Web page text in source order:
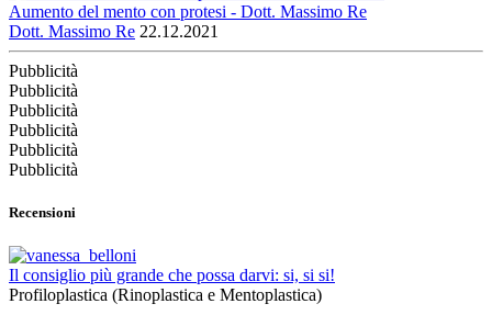
Aumento del mento con protesi - Dott. Massimo Re
Dott. Massimo Re 22.12.2021
Pubblicità
Pubblicità
Pubblicità
Pubblicità
Pubblicità
Pubblicità
Recensioni
Il consiglio più grande che possa darvi: si, si si!
Profiloplastica (Rinoplastica e Mentoplastica)